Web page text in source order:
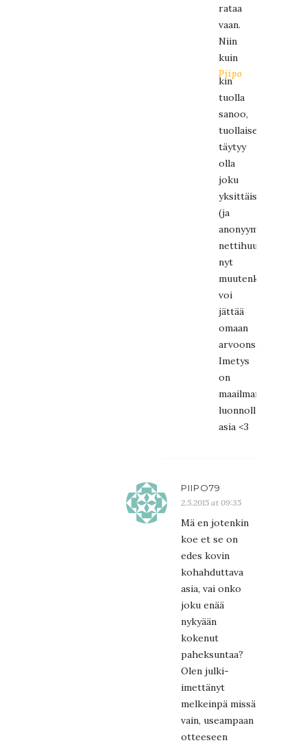
rataa
vaan.
Niin
kuin
Piipo
kin
tuolla
sanoo,
tuollaisen
täytyy
olla
joku
yksittäistapaus
(ja
anonyymit
nettihuutelijat
nyt
muutenkin
voi
jättää
omaan
arvoonsa).
Imetys
on
maailman
luonnollisin
asia <3
PIIPO79
2.5.2015 at 09:35
Mä en jotenkin
koe et se on
edes kovin
kohahduttava
asia, vai onko
joku enää
nykyään
kokenut
paheksuntaa?
Olen julki-
imettänyt
melkeinpä missä
vain, useampaan
otteeseen